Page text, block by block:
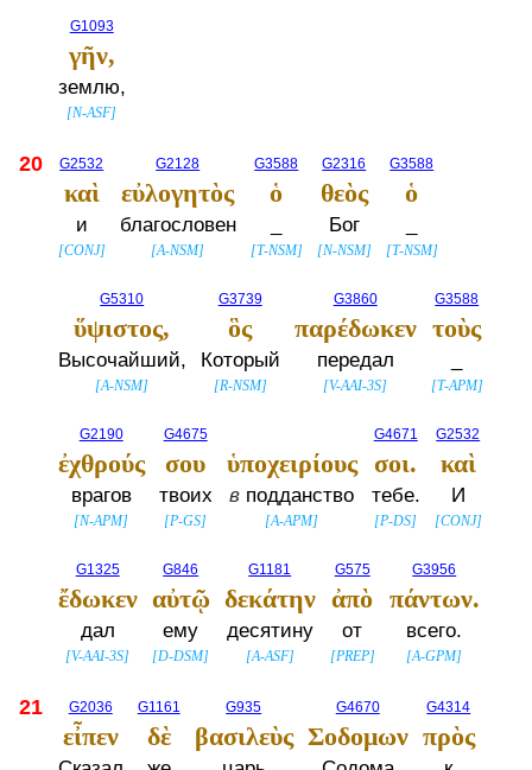
G1093
γῆν,
землю,
[N-ASF]
20 G2532
καὶ
и
[CONJ]
G2128
εὐλογητὸς
благословен
[A-NSM]
G3588
ὁ
[T-NSM]
G2316
θεὸς
Бог
[N-NSM]
G3588
ὁ
[T-NSM]
G5310
ὕψιστος,
Высочайший,
[A-NSM]
G3739
ὃς
Который
[R-NSM]
G3860
παρέδωκεν
передал
[V-AAI-3S]
G3588
τοὺς
[T-APM]
G2190
ἐχθρούς
врагов
[N-APM]
G4675
σου
твоих
[P-GS]
ὑποχειρίους
в подданство
[A-APM]
G4671
σοι.
тебе.
[P-DS]
G2532
καὶ
И
[CONJ]
G1325
ἔδωκεν
дал
[V-AAI-3S]
G846
αὐτῷ
ему
[D-DSM]
G1181
δεκάτην
десятину
[A-ASF]
G575
ἀπὸ
от
[PREP]
G3956
πάντων.
всего.
[A-GPM]
21 G2036
εἶπεν
G1161
δὲ
G935
βασιλεὺς
G4670
Σοδομων
G4314
πρὸς